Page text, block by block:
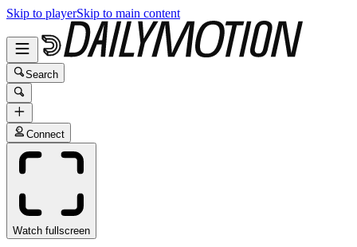
Skip to playerSkip to main content
Search
Connect
Watch fullscreen